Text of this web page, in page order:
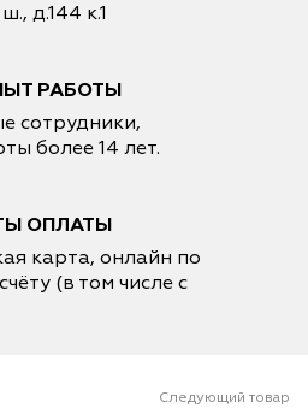
д.144 к.1
РАБОТЫ
сотрудники,
более 14 лет.
ОПЛАТЫ
карта, онлайн по
(в том числе с
Следующий товар